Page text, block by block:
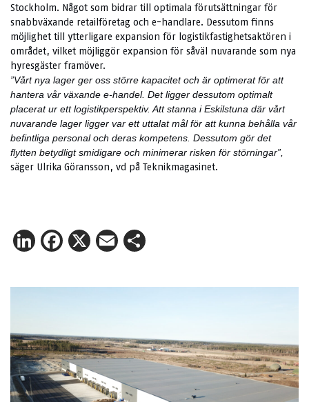
Stockholm. Något som bidrar till optimala förutsättningar för
snabbväxande retailföretag och e-handlare. Dessutom finns
möjlighet till ytterligare expansion för logistikfastighetsaktören i
området, vilket möjliggör expansion för såväl nuvarande som nya
hyresgäster framöver.
”Vårt nya lager ger oss större kapacitet och är optimerat för att
hantera vår växande e-handel. Det ligger dessutom optimalt
placerat ur ett logistikperspektiv. Att stanna i Eskilstuna där vårt
nuvarande lager ligger var ett uttalat mål för att kunna behålla vår
befintliga personal och deras kompetens. Dessutom gör det
flytten betydligt smidigare och minimerar risken för störningar”,
säger Ulrika Göransson, vd på Teknikmagasinet.
LinkedIn
Facebook
X Email